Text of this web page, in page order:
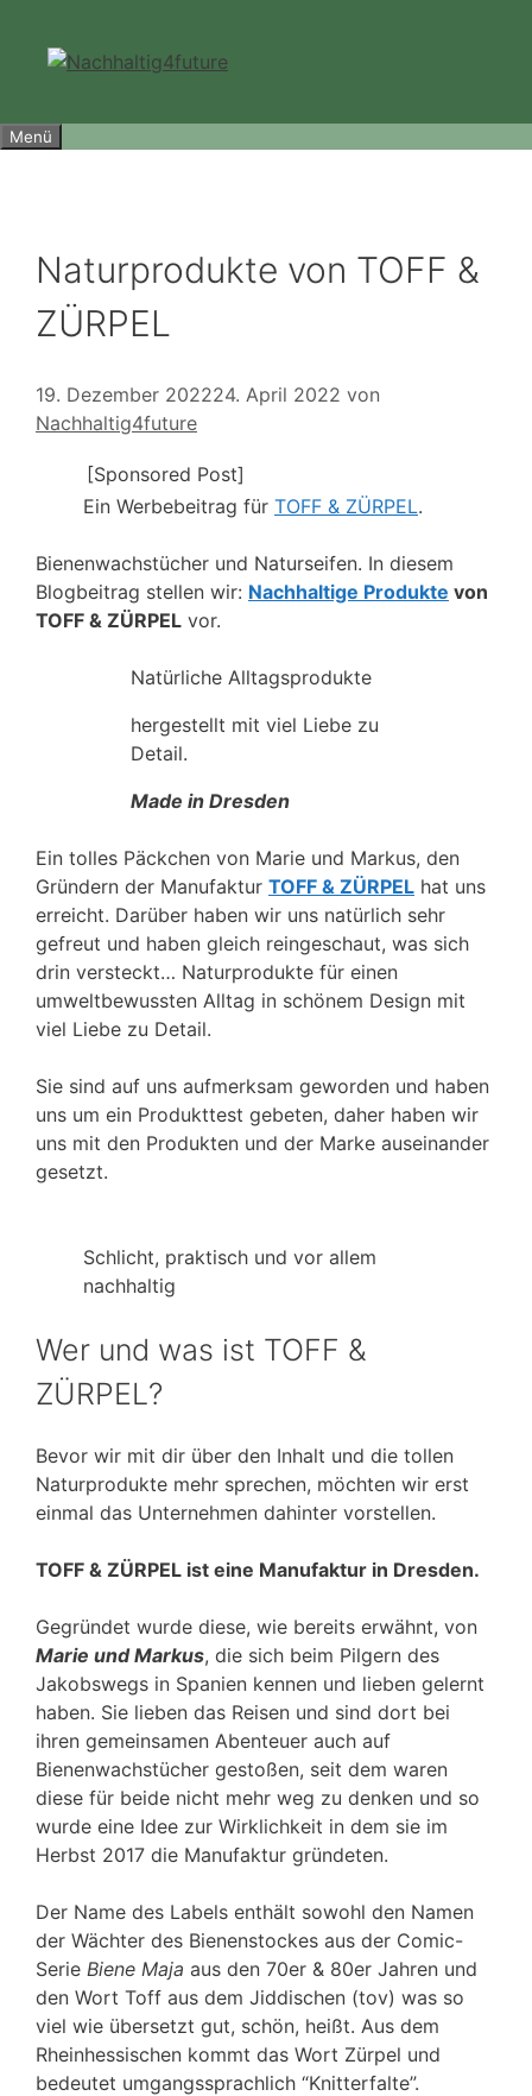
springen
Menü
Naturprodukte von TOFF &
ZÜRPEL
19. Dezember 202224. April 2022 von
Nachhaltig4future
[Sponsored Post]
Ein Werbebeitrag für TOFF & ZÜRPEL.
Bienenwachstücher und Naturseifen. In diesem
Blogbeitrag stellen wir: Nachhaltige Produkte von
TOFF & ZÜRPEL vor.
Natürliche Alltagsprodukte
hergestellt mit viel Liebe zu
Detail.
Made in Dresden
Ein tolles Päckchen von Marie und Markus, den
Gründern der Manufaktur TOFF & ZÜRPEL hat uns
erreicht. Darüber haben wir uns natürlich sehr
gefreut und haben gleich reingeschaut, was sich
drin versteckt… Naturprodukte für einen
umweltbewussten Alltag in schönem Design mit
viel Liebe zu Detail.
Sie sind auf uns aufmerksam geworden und haben
uns um ein Produkttest gebeten, daher haben wir
uns mit den Produkten und der Marke auseinander
gesetzt.
Schlicht, praktisch und vor allem
nachhaltig
Wer und was ist TOFF &
ZÜRPEL?
Bevor wir mit dir über den Inhalt und die tollen
Naturprodukte mehr sprechen, möchten wir erst
einmal das Unternehmen dahinter vorstellen.
TOFF & ZÜRPEL ist eine Manufaktur in Dresden.
Gegründet wurde diese, wie bereits erwähnt, von
Marie und Markus, die sich beim Pilgern des
Jakobswegs in Spanien kennen und lieben gelernt
haben. Sie lieben das Reisen und sind dort bei
ihren gemeinsamen Abenteuer auch auf
Bienenwachstücher gestoßen, seit dem waren
diese für beide nicht mehr weg zu denken und so
wurde eine Idee zur Wirklichkeit in dem sie im
Herbst 2017 die Manufaktur gründeten.
Der Name des Labels enthält sowohl den Namen
der Wächter des Bienenstockes aus der Comic-
Serie Biene Maja aus den 70er & 80er Jahren und
den Wort Toff aus dem Jiddischen (tov) was so
viel wie übersetzt gut, schön, heißt. Aus dem
Rheinhessischen kommt das Wort Zürpel und
bedeutet umgangssprachlich “Knitterfalte”.